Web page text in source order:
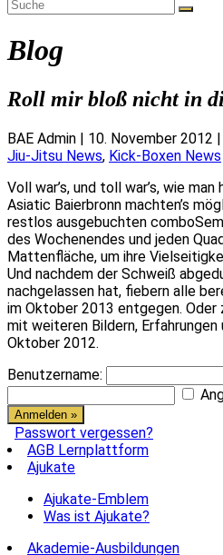
Blog
Roll mir bloß nicht in
BAE Admin | 10. November 2012 |
Jiu-Jitsu News, Kick-Boxen News
Voll war’s, und toll war’s, wie
Asiatic Baierbronn machten’s
restlos ausgebuchten
des Wochenendes und jeden
Mattenfläche, um ihre
Und nachdem der Schweiß
nachgelassen hat, fiebern alle
im Oktober 2013 entgegen.
mit weiteren Bildern, Erfahrungen
Oktober 2012.
Benutzername:
Passwort vergessen?
AGB Lernplattform
Ajukate
Ajukate-Emblem
Was ist Ajukate?
Akademie-Ausbildungen